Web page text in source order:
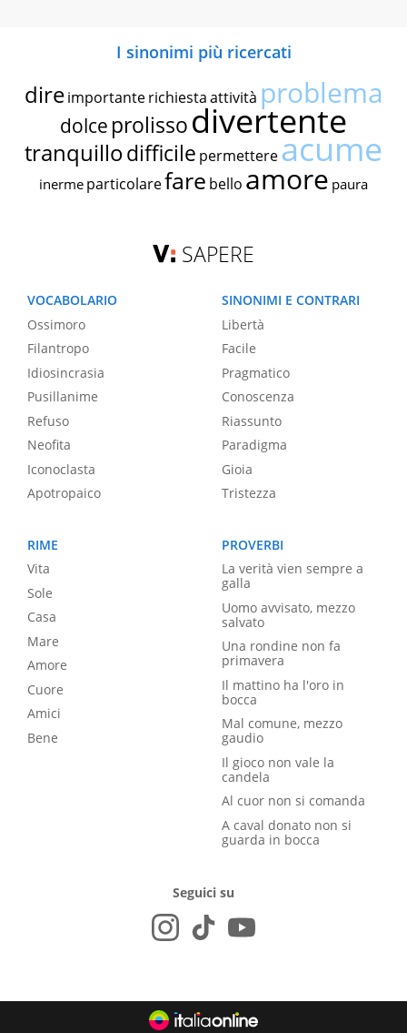
I sinonimi più ricercati
dire importante richiestaattività problema
dolce prolissodivertente
tranquillodifficile permettereacume
inerme particolarefare bello amore paura
SAPERE
VOCABOLARIO
Ossimoro
Filantropo
Idiosincrasia
Pusillanime
Refuso
Neofita
Iconoclasta
Apotropaico
SINONIMI E CONTRARI
Libertà
Facile
Pragmatico
Conoscenza
Riassunto
Paradigma
Gioia
Tristezza
RIME
Vita
Sole
Casa
Mare
Amore
Cuore
Amici
Bene
PROVERBI
La verità vien sempre a
galla
Uomo avvisato, mezzo
salvato
Una rondine non fa
primavera
Il mattino ha l'oro in
bocca
Mal comune, mezzo
gaudio
Il gioco non vale la
candela
Al cuor non si comanda
A caval donato non si
guarda in bocca
Seguici su